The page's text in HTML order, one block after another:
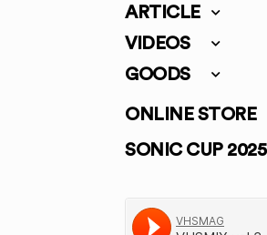
ARTICLE
VIDEOS
GOODS
ONLINE STORE
SONIC CUP 2025